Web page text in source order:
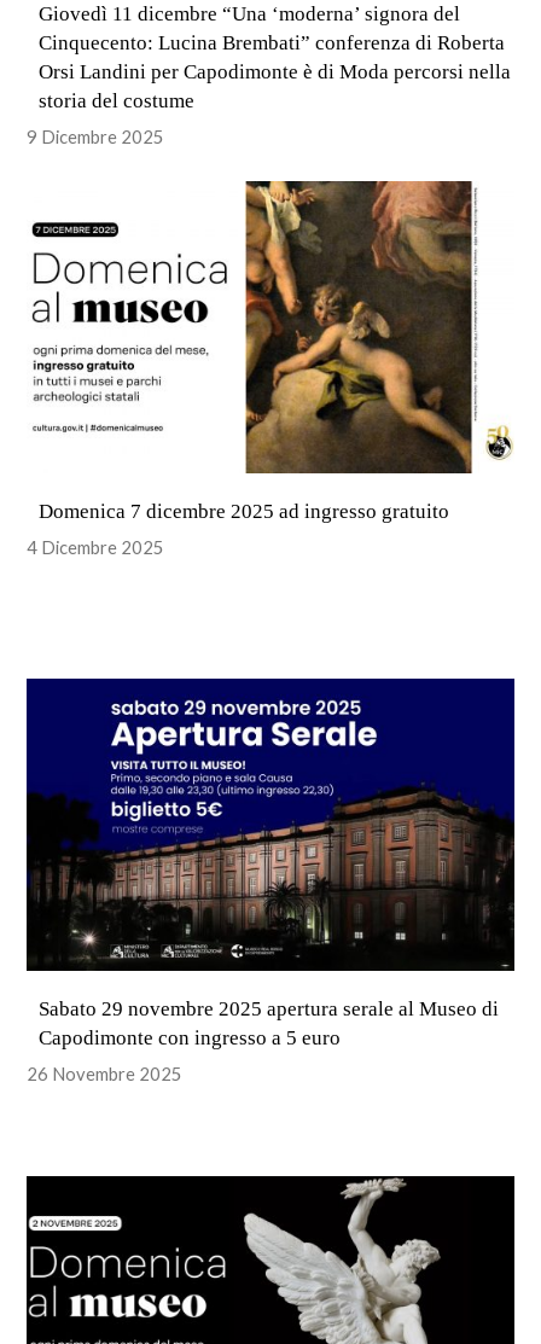
Giovedì 11 dicembre “Una ‘moderna’ signora del
Cinquecento: Lucina Brembati” conferenza di Roberta
Orsi Landini per Capodimonte è di Moda percorsi nella
storia del costume
9 Dicembre 2025
Domenica 7 dicembre 2025 ad ingresso gratuito
4 Dicembre 2025
Sabato 29 novembre 2025 apertura serale al Museo di
Capodimonte con ingresso a 5 euro
26 Novembre 2025